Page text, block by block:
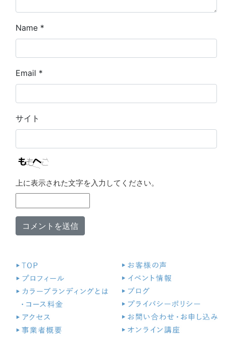
Name *
Email *
サイト
上に表示された文字を入力してください。